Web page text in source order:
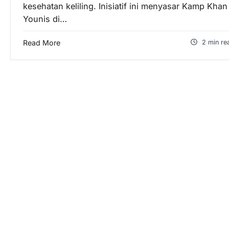
kesehatan keliling. Inisiatif ini menyasar Kamp Khan
Younis di…
Read More 2 min